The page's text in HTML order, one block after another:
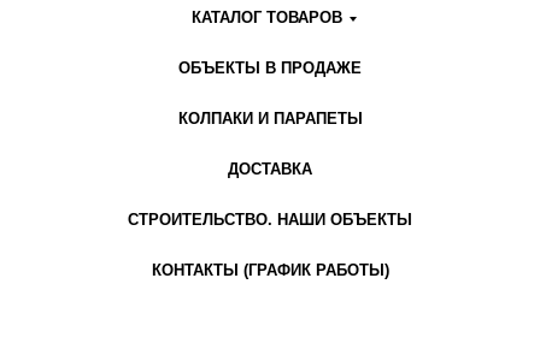
КАТАЛОГ ТОВАРОВ
ОБЪЕКТЫ В ПРОДАЖЕ
КОЛПАКИ И ПАРАПЕТЫ
ДОСТАВКА
СТРОИТЕЛЬСТВО. НАШИ ОБЪЕКТЫ
КОНТАКТЫ (ГРАФИК РАБОТЫ)